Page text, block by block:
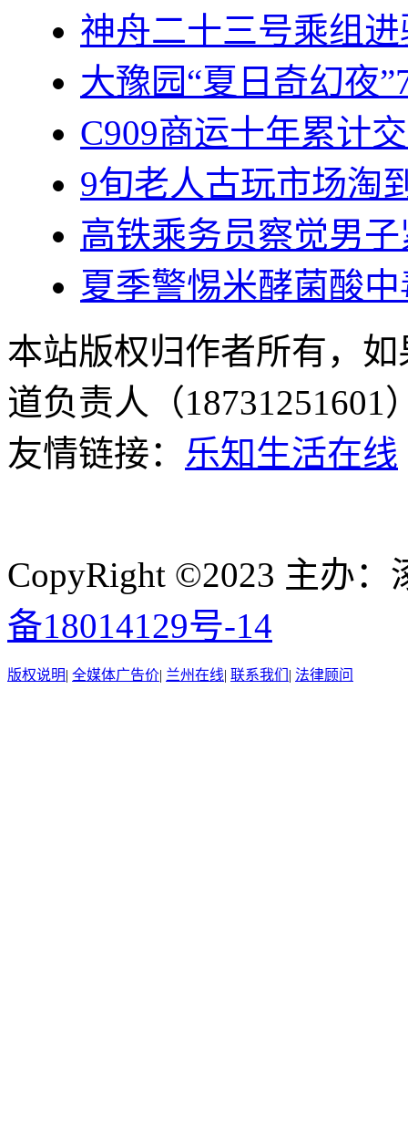
神舟二十三号乘组
大豫园“夏日奇幻夜
C909商运十年累计
9旬老人古玩市场淘
高铁乘务员察觉男
夏季警惕米酵菌酸
本站版权归作者所有，
道负责人（
友情链接： 乐知生活在线
CopyRight ©2023 主办
备18014129号-14
版权说明| 全媒体广告价| 兰州在线| 联系我们 | 法律顾问